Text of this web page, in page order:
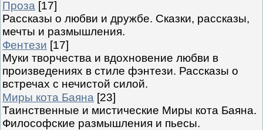
Проза [17]
Рассказы о любви и дружбе. Сказки, рассказы,
мечты и размышления.
Фентези [17]
Муки творчества и вдохновение любви в
произведениях в стиле фэнтези. Рассказы о
встречах с нечистой силой.
Миры кота Баяна [23]
Таинственные и мистические Миры кота Баяна.
Философские размышления и пьесы.